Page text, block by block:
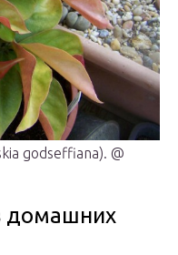
godseffiana). @
домашних